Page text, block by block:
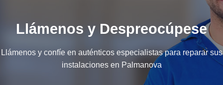
Llámenos y Despreocúpese
Llámenos y confíe en auténticos especialistas para reparar sus
instalaciones en Palmanova